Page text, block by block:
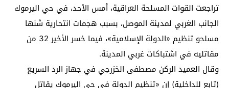
تراجعت القوات المسلحة العراقية، أمس الأحد، في حي اليرموك
الجانب الغربي لمدينة الموصل، بسبب هجمات انتحارية شنها
مسلحو تنظيم «الدولة الإسلامية»، فيما خسر الأخير 32 من
مقاتليه في اشتباكات غربي المدينة.
وقال العميد الركن مصطفى الخزرجي في جهاز الرد السريع
(تابع للداخلية) إن «تنظيم الدولة في حي اليرموك يقاتل